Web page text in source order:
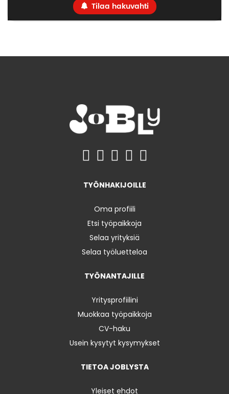
Tilaa hakuvahti
TYÖNHAKIJOILLE
Oma profiili
Etsi työpaikkoja
Selaa yrityksiä
Selaa työluetteloa
TYÖNANTAJILLE
Yritysprofiilini
Muokkaa työpaikkoja
CV-haku
Usein kysytyt kysymykset
TIETOA JOBLYSTA
Yleiset ehdot